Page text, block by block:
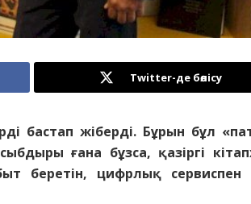
Twitter-де бөлісу
бастап жіберді. Бұрын бұл
ғана бұзса, қазіргі
беретін, цифрлық сервиспен